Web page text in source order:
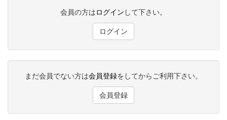
会員の方はログイン して下さい。
ログイン
まだ会員でない方は会員登録をしてからご利用下さい。
会員登録